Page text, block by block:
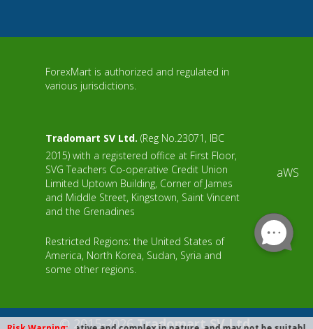
ForexMart is authorized and regulated in
various jurisdictions.
Tradomart SV Ltd. (Reg No.23071, IBC
2015) with a registered office at First Floor,
SVG Teachers Co-operative Credit Union
Limited Uptown Building, Corner of James
and Middle Street, Kingstown, Saint Vincent
and the Grenadines
Restricted Regions: the United States of
America, North Korea, Sudan, Syria and
some other regions.
aWS
© 2015-2026Tradomart SV Ltd.